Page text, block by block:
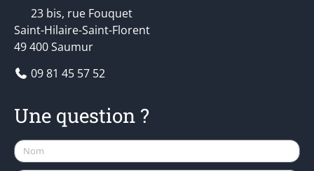
23 bis, rue Fouquet
Saint-Hilaire-Saint-Florent
49 400 Saumur
09 81 45 57 52
Une question ?